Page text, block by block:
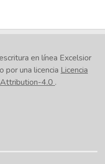
en línea Excelsior
por una licencia Licencia
Attribution-4.0 .